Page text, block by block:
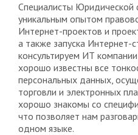
Специалисты
уникальным опытом
Интернет-проектов и
а также запуска Интернет-
консультируем ИТ
хорошо известны все
персональных данных,
торговли и электронных
хорошо знакомы со
что позволяет нам
одном языке.